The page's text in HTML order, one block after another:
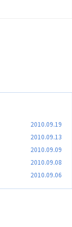
2010.09.19
2010.09.13
2010.09.09
2010.09.08
2010.09.06